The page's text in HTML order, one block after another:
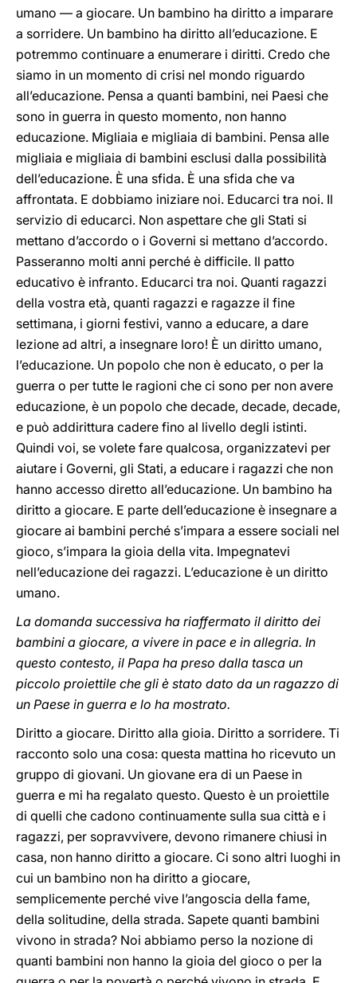
umano — a giocare. Un bambino ha diritto a imparare
a sorridere. Un bambino ha diritto all’educazione. E
potremmo continuare a enumerare i diritti. Credo che
siamo in un momento di crisi nel mondo riguardo
all’educazione. Pensa a quanti bambini, nei Paesi che
sono in guerra in questo momento, non hanno
educazione. Migliaia e migliaia di bambini. Pensa alle
migliaia e migliaia di bambini esclusi dalla possibilità
dell’educazione. È una sfida. È una sfida che va
affrontata. E dobbiamo iniziare noi. Educarci tra noi. Il
servizio di educarci. Non aspettare che gli Stati si
mettano d’accordo o i Governi si mettano d’accordo.
Passeranno molti anni perché è difficile. Il patto
educativo è infranto. Educarci tra noi. Quanti ragazzi
della vostra età, quanti ragazzi e ragazze il fine
settimana, i giorni festivi, vanno a educare, a dare
lezione ad altri, a insegnare loro! È un diritto umano,
l’educazione. Un popolo che non è educato, o per la
guerra o per tutte le ragioni che ci sono per non avere
educazione, è un popolo che decade, decade, decade,
e può addirittura cadere fino al livello degli istinti.
Quindi voi, se volete fare qualcosa, organizzatevi per
aiutare i Governi, gli Stati, a educare i ragazzi che non
hanno accesso diretto all’educazione. Un bambino ha
diritto a giocare. E parte dell’educazione è insegnare a
giocare ai bambini perché s’impara a essere sociali nel
gioco, s’impara la gioia della vita. Impegnatevi
nell’educazione dei ragazzi. L’educazione è un diritto
umano.
La domanda successiva ha riaffermato il diritto dei
bambini a giocare, a vivere in pace e in allegria. In
questo contesto, il Papa ha preso dalla tasca un
piccolo proiettile che gli è stato dato da un ragazzo di
un Paese in guerra e lo ha mostrato.
Diritto a giocare. Diritto alla gioia. Diritto a sorridere. Ti
racconto solo una cosa: questa mattina ho ricevuto un
gruppo di giovani. Un giovane era di un Paese in
guerra e mi ha regalato questo. Questo è un proiettile
di quelli che cadono continuamente sulla sua città e i
ragazzi, per sopravvivere, devono rimanere chiusi in
casa, non hanno diritto a giocare. Ci sono altri luoghi in
cui un bambino non ha diritto a giocare,
semplicemente perché vive l’angoscia della fame,
della solitudine, della strada. Sapete quanti bambini
vivono in strada? Noi abbiamo perso la nozione di
quanti bambini non hanno la gioia del gioco o per la